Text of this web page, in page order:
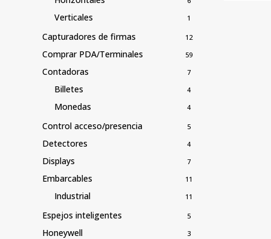
Verticales 1
Capturadores de firmas 12
Comprar PDA/Terminales 59
Contadoras 7
Billetes 4
Monedas 4
Control acceso/presencia 5
Detectores 4
Displays 7
Embarcables 11
Industrial 11
Espejos inteligentes 5
Honeywell 3